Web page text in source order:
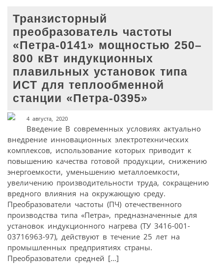
Транзисторный
преобразователь частоты
«Петра-0141» мощностью 250–
800 кВт индукционных
плавильных установок типа
ИСТ для теплообменной
станции «Петра-0395»
4 августа, 2020
Введение В современных условиях актуально
внедрение инновационных электротехнических
комплексов, использование которых приводит к
повышению качества готовой продукции, снижению
энергоемкости, уменьшению металлоемкости,
увеличению производительности труда, сокращению
вредного влияния на окружающую среду.
Преобразователи частоты (ПЧ) отечественного
производства типа «Петра», предназначенные для
установок индукционного нагрева (ТУ 3416-001-
03716963-97), действуют в течение 25 лет на
промышленных предприятиях страны.
Преобразователи средней […]